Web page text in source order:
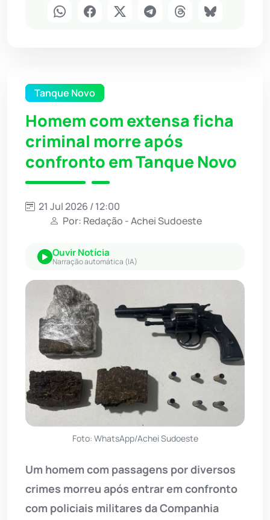
Tanque Novo
Homem com extensa ficha
criminal morre após
confronto em Tanque Novo
21 Jul 2026 / 12:00
Por: Redação - Achei Sudoeste
Ouvir Notícia
Narração automática (IA)
Foto: WhatsApp/Achei Sudoeste
Um homem com passagens por diversos
crimes morreu após entrar em confronto
com policiais militares da Companhia